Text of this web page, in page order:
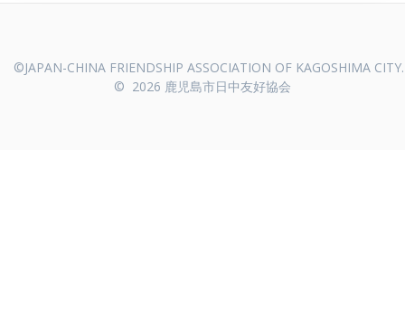
© 2026 鹿児島市日中友好協会